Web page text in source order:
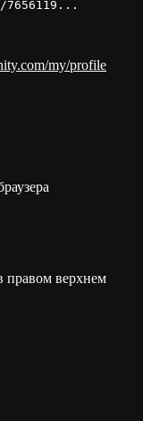
7656119...
my/profile
правом верхнем